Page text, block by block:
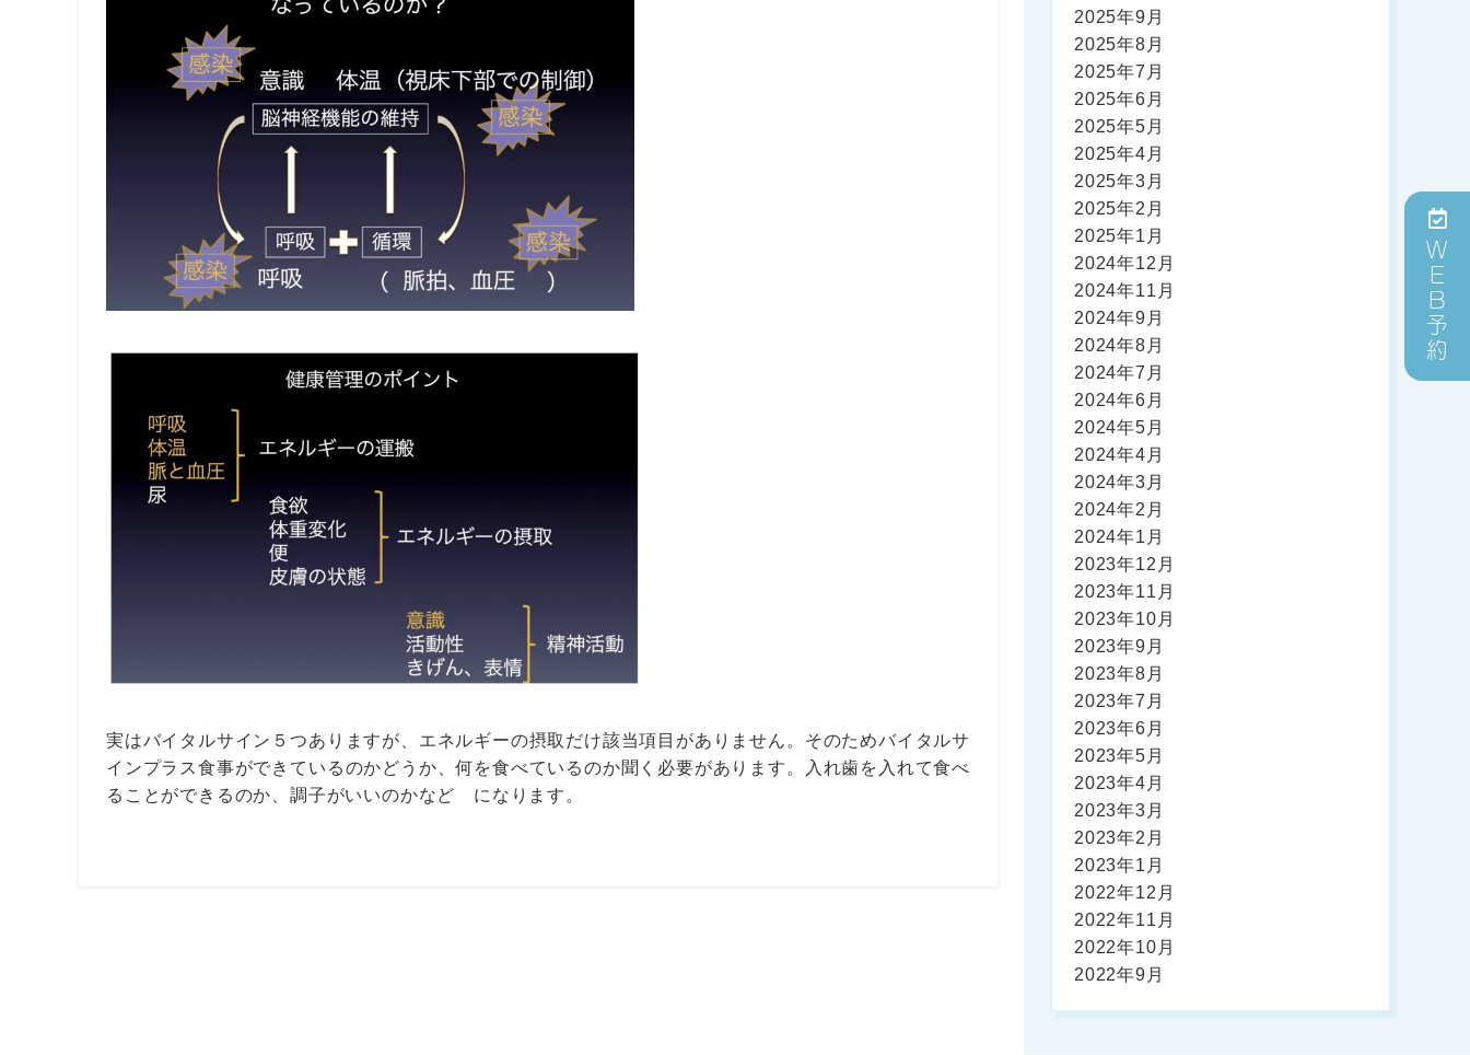
WEB予約
実はバイタルサイン５つありますが、エネルギーの摂取だけ該当項目がありません。そのためバイタルサ
インプラス食事ができているのかどうか、何を食べているのか聞く必要があります。入れ歯を入れて食べ
ることができるのか、調子がいいのかなど になります。
2025年9月
2025年8月
2025年7月
2025年6月
2025年5月
2025年4月
2025年3月
2025年2月
2025年1月
2024年12月
2024年11月
2024年9月
2024年8月
2024年7月
2024年6月
2024年5月
2024年4月
2024年3月
2024年2月
2024年1月
2023年12月
2023年11月
2023年10月
2023年9月
2023年8月
2023年7月
2023年6月
2023年5月
2023年4月
2023年3月
2023年2月
2023年1月
2022年12月
2022年11月
2022年10月
2022年9月